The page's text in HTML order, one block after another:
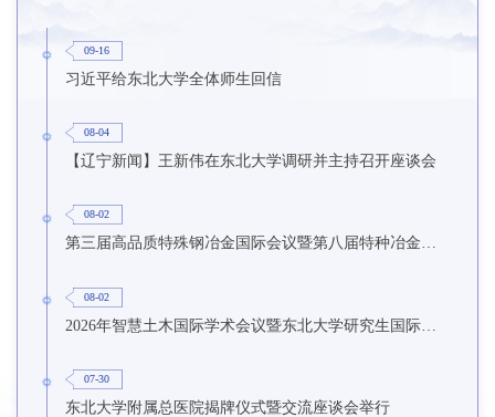
09-16
习近平给东北大学全体师生回信
08-04
【辽宁新闻】王新伟在东北大学调研并主持召开座谈会
08-02
第三届高品质特殊钢冶金国际会议暨第八届特种冶金技术学术会议在东北大学召开
08-02
2026年智慧土木国际学术会议暨东北大学研究生国际暑期学校第九期在东北大学召开
07-30
东北大学附属总医院揭牌仪式暨交流座谈会举行